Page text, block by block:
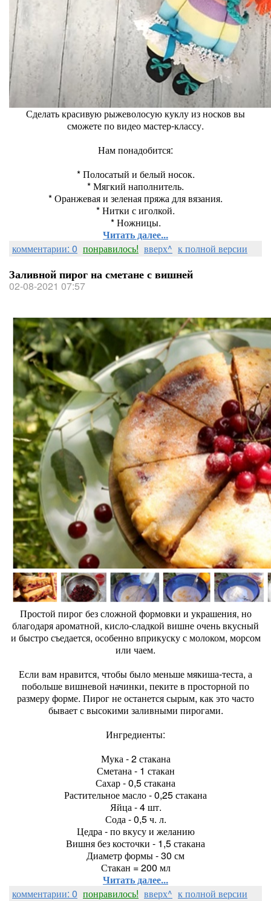
Сделать красивую рыжеволосую куклу из носков вы
сможете по видео мастер-классу.
Нам понадобится:
* Полосатый и белый носок.
* Мягкий наполнитель.
* Оранжевая и зеленая пряжа для вязания.
* Нитки с иголкой.
* Ножницы.
Читать далее...
комментарии: 0 понравилось! вверх^ к полной версии
Заливной пирог на сметане с вишней
02-08-2021 07:57
Простой пирог без сложной формовки и украшения, но
благодаря ароматной, кисло-сладкой вишне очень вкусный
и быстро съедается, особенно вприкуску с молоком, морсом
или чаем.
Если вам нравится, чтобы было меньше мякиша-теста, а
побольше вишневой начинки, пеките в просторной по
размеру форме. Пирог не останется сырым, как это часто
бывает с высокими заливными пирогами.
Ингредиенты:
Мука - 2 стакана
Сметана - 1 стакан
Сахар - 0,5 стакана
Растительное масло - 0,25 стакана
Яйца - 4 шт.
Сода - 0,5 ч. л.
Цедра - по вкусу и желанию
Вишня без косточки - 1,5 стакана
Диаметр формы - 30 см
Стакан = 200 мл
Читать далее...
комментарии: 0 понравилось! вверх^ к полной версии